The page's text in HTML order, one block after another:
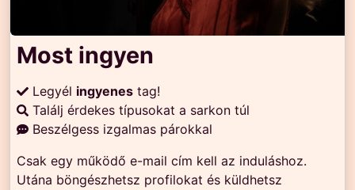
Most ingyen
Legyél ingyenes tag!
Találj érdekes típusokat a sarkon túl
Beszélgess izgalmas párokkal
Csak egy működő e-mail cím kell az induláshoz.
Utána böngészhetsz profilokat és küldhetsz